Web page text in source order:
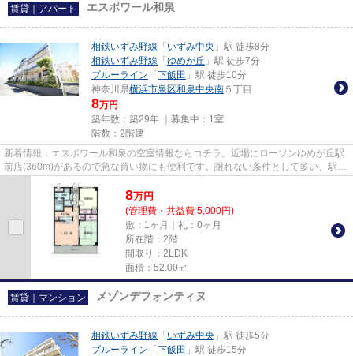
賃貸｜アパート エスポワール和泉
相鉄いずみ野線 「 いずみ中央 」駅 徒歩8分
相鉄いずみ野線 「 ゆめが丘 」駅 徒歩7分
ブルーライン 「 下飯田 」駅 徒歩10分
神奈川県横浜市泉区和泉中央南 ５丁目
8万円
築年数：築29年 ｜募集中： 1室
階数：2階建
新着情報：エスポワール和泉の空室情報ならコチラ。近場にローソンゆめが丘駅
前店(360m)があるので急な買い物にも便利です。譲れない条件として多い、駅か
ら徒歩8分にある物件です。周...
8万円
(管理費・共益費 5,000円)
敷：1ヶ月｜礼：0ヶ月
所在階：2階
間取り：2LDK
面積：52.00㎡
賃貸｜マンション メゾンデフォンティヌ
相鉄いずみ野線 「 いずみ中央 」駅 徒歩5分
ブルーライン 「 下飯田 」駅 徒歩15分